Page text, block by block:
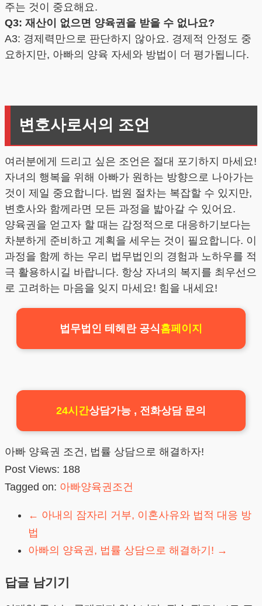
주는 것이 중요해요.
Q3: 재산이 없으면 양육권을 받을 수 없나요?
A3: 경제력만으로 판단하지 않아요. 경제적 안정도 중
요하지만, 아빠의 양육 자세와 방법이 더 평가됩니다.
변호사로서의 조언
여러분에게 드리고 싶은 조언은 절대 포기하지 마세요!
자녀의 행복을 위해 아빠가 원하는 방향으로 나아가는
것이 제일 중요합니다. 법원 절차는 복잡할 수 있지만,
변호사와 함께라면 모든 과정을 밟아갈 수 있어요.
양육권을 얻고자 할 때는 감정적으로 대응하기보다는
차분하게 준비하고 계획을 세우는 것이 필요합니다. 이
과정을 함께 하는 우리 법무법인의 경험과 노하우를 적
극 활용하시길 바랍니다. 항상 자녀의 복지를 최우선으
로 고려하는 마음을 잊지 마세요! 힘을 내세요!
법무법인 테헤란 공식홈페이지
24시간상담가능 , 전화상담 문의
아빠 양육권 조건, 법률 상담으로 해결하자!
Post Views: 188
Tagged on: 아빠양육권조건
← 아내의 잠자리 거부, 이혼사유와 법적 대응 방
법
아빠의 양육권, 법률 상담으로 해결하기! →
답글 남기기